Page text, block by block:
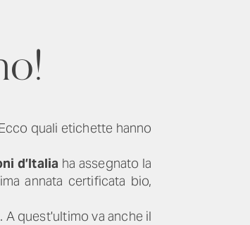
quali etichette hanno
d’Italia ha assegnato la
annata certificata bio,
A quest'ultimo va anche il